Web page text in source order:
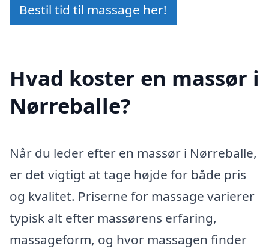
Bestil tid til massage her!
Hvad koster en massør i
Nørreballe?
Når du leder efter en massør i Nørreballe,
er det vigtigt at tage højde for både pris
og kvalitet. Priserne for massage varierer
typisk alt efter massørens erfaring,
massageform, og hvor massagen finder